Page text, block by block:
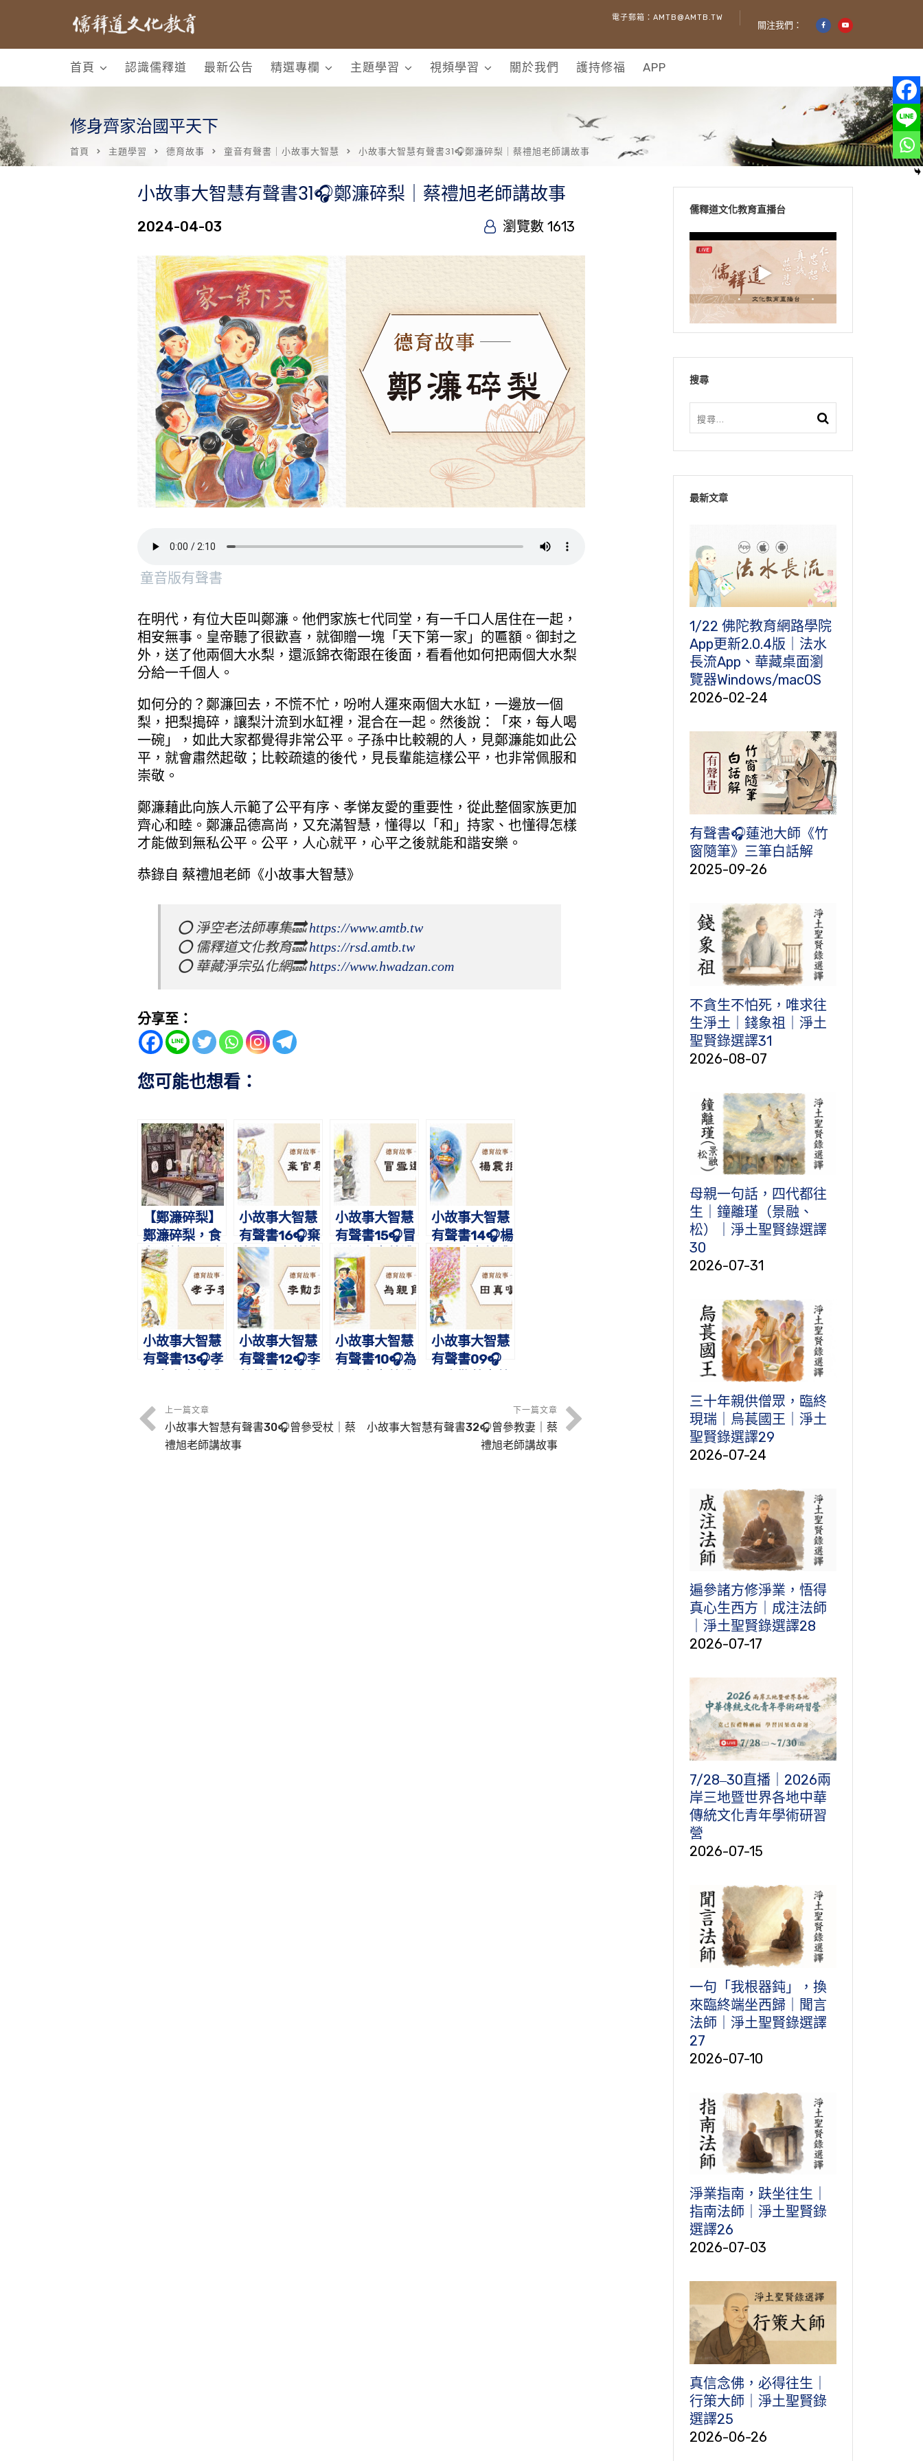
電子郵箱：AMTB@AMTB.TW
關注我們：
首頁 認識儒釋道 最新公告 精選專欄 主題學習 視頻學習 關於我們 護持修福 APP
修身齊家治國平天下
首頁 主題學習 德育故事 童音有聲書｜小故事大智慧 小故事大智慧有聲書31🎧鄭濂碎梨｜蔡禮旭老師講故事
小故事大智慧有聲書31🎧鄭濂碎梨｜蔡禮旭老師講故事
2024-04-03 瀏覽數 1613
童音版有聲書
在明代，有位大臣叫鄭濂。他們家族七代同堂，有一千口人居住在一起，
相安無事。皇帝聽了很歡喜，就御贈一塊「天下第一家」的匾額。御封之
外，送了他兩個大水梨，還派錦衣衛跟在後面，看看他如何把兩個大水梨
分給一千個人。
如何分的？鄭濂回去，不慌不忙，吩咐人運來兩個大水缸，一邊放一個
梨，把梨搗碎，讓梨汁流到水缸裡，混合在一起。然後說：「來，每人喝
一碗」，如此大家都覺得非常公平。子孫中比較親的人，見鄭濂能如此公
平，就會肅然起敬；比較疏遠的後代，見長輩能這樣公平，也非常佩服和
崇敬。
鄭濂藉此向族人示範了公平有序、孝悌友愛的重要性，從此整個家族更加
齊心和睦。鄭濂品德高尚，又充滿智慧，懂得以「和」持家、也懂得怎樣
才能做到無私公平。公平，人心就平，心平之後就能和諧安樂。
恭錄自 蔡禮旭老師《小故事大智慧》
⭕️ 淨空老法師專集🔜 https://www.amtb.tw
⭕️ 儒釋道文化教育🔜 https://rsd.amtb.tw
⭕️ 華藏淨宗弘化網🔜 https://www.hwadzan.com
分享至：
您可能也想看：
【鄭濂碎梨】
鄭濂碎梨，食
者千餘。不聽
婦語，七世同
居。
小故事大智慧
有聲書16🎧棄
官尋母｜蔡禮
旭老師講故事
小故事大智慧
有聲書15🎧冒
雪還書｜蔡禮
旭老師講故事
小故事大智慧
有聲書14🎧楊
震拒金｜蔡禮
旭老師講故事
小故事大智慧
有聲書13🎧孝
小故事大智慧
有聲書12🎧李
小故事大智慧
有聲書10🎧為
小故事大智慧
有聲書09🎧
上一篇文章
小故事大智慧有聲書30🎧曾參受杖｜蔡
禮旭老師講故事
下一篇文章
小故事大智慧有聲書32🎧曾參教妻｜蔡
禮旭老師講故事
儒釋道文化教育直播台
搜尋
最新文章
1/22 佛陀教育網路學院
App更新2.0.4版｜法水
長流App、華藏桌面瀏
覽器Windows/macOS
2026-02-24
有聲書🎧蓮池大師《竹
窗隨筆》三筆白話解
2025-09-26
不貪生不怕死，唯求往
生淨土｜錢象祖｜淨土
聖賢錄選譯31
2026-08-07
母親一句話，四代都往
生｜鐘離瑾（景融、
松）｜淨土聖賢錄選譯
30
2026-07-31
三十年親供僧眾，臨終
現瑞｜烏萇國王｜淨土
聖賢錄選譯29
2026-07-24
遍參諸方修淨業，悟得
真心生西方｜成注法師
｜淨土聖賢錄選譯28
2026-07-17
7/28‒30直播｜2026兩
岸三地暨世界各地中華
傳統文化青年學術研習
營
2026-07-15
一句「我根器鈍」，換
來臨終端坐西歸｜聞言
法師｜淨土聖賢錄選譯
27
2026-07-10
淨業指南，趺坐往生｜
指南法師｜淨土聖賢錄
選譯26
2026-07-03
真信念佛，必得往生｜
行策大師｜淨土聖賢錄
選譯25
2026-06-26